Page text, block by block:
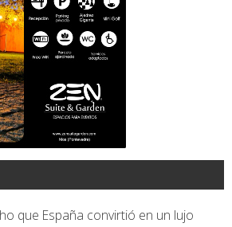
que España convirtió en un lujo